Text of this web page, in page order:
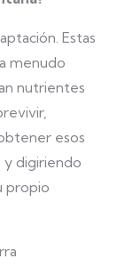
Estas
menudo
nutrientes
esos
digiriendo
propio